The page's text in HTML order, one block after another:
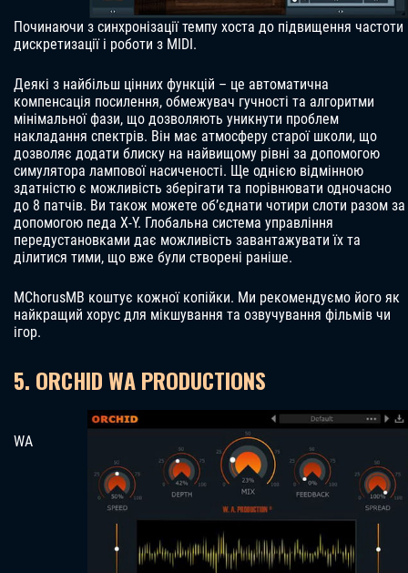
Починаючи з синхронізації темпу хоста до підвищення частоти
дискретизації і роботи з MIDI.
Деякі з найбільш цінних функцій – це автоматична
компенсація посилення, обмежувач гучності та алгоритми
мінімальної фази, що дозволяють уникнути проблем
накладання спектрів. Він має атмосферу старої школи, що
дозволяє додати блиску на найвищому рівні за допомогою
симулятора лампової насиченості. Ще однією відмінною
здатністю є можливість зберігати та порівнювати одночасно
до 8 патчів. Ви також можете об’єднати чотири слоти разом за
допомогою педа X-Y. Глобальна система управління
передустановками дає можливість завантажувати їх та
ділитися тими, що вже були створені раніше.
MChorusMB коштує кожної копійки. Ми рекомендуємо його як
найкращий хорус для мікшування та озвучування фільмів чи
ігор.
5. ORCHID WA PRODUCTIONS
WA